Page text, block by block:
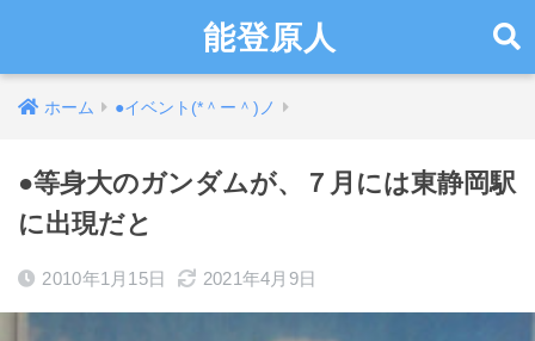
能登原人
ホーム ●イベント(*＾ー＾)ノ
●等身大のガンダムが、７月には東静岡駅
に出現だと
2010年1月15日 2021年4月9日